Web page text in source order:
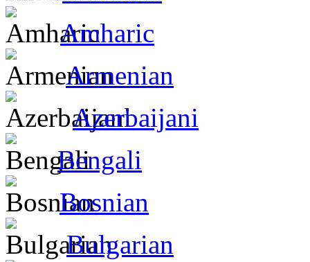
Amharic
Armenian
Azerbaijani
Bengali
Bosnian
Bulgarian